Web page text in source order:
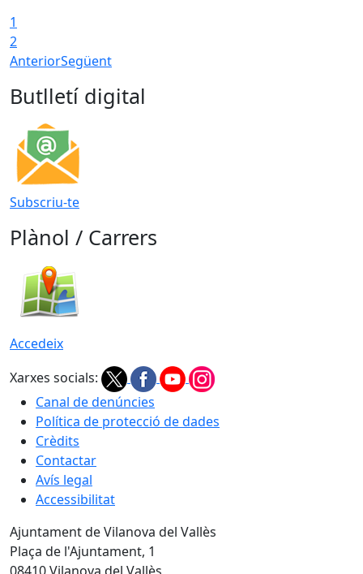
1
2
AnteriorSegüent
Butlletí digital
Subscriu-te
Plànol / Carrers
Accedeix
Xarxes socials:
Canal de denúncies
Política de protecció de dades
Crèdits
Contactar
Avís legal
Accessibilitat
Ajuntament de Vilanova del Vallès
Plaça de l'Ajuntament, 1